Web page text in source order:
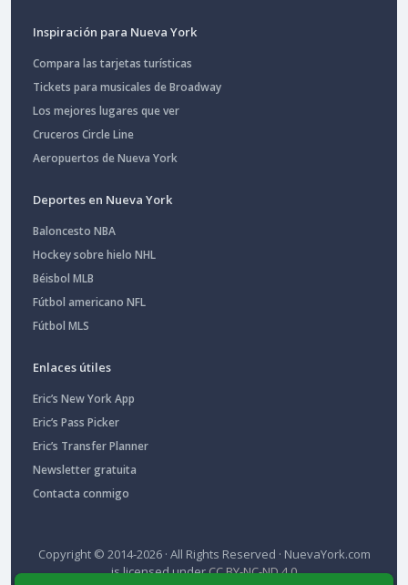
Inspiración para Nueva York
Compara las tarjetas turísticas
Tickets para musicales de Broadway
Los mejores lugares que ver
Cruceros Circle Line
Aeropuertos de Nueva York
Deportes en Nueva York
Baloncesto NBA
Hockey sobre hielo NHL
Béisbol MLB
Fútbol americano NFL
Fútbol MLS
Enlaces útiles
Eric’s New York App
Eric’s Pass Picker
Eric’s Transfer Planner
Newsletter gratuita
Contacta conmigo
Copyright © 2014-2026 · All Rights Reserved · NuevaYork.com
is licensed underCC BY-NC-ND 4.0